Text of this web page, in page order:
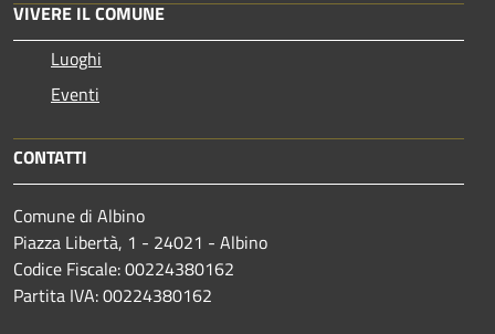
VIVERE IL COMUNE
Luoghi
Eventi
CONTATTI
Comune di Albino
Piazza Libertà, 1 - 24021 - Albino
Codice Fiscale: 00224380162
Partita IVA: 00224380162